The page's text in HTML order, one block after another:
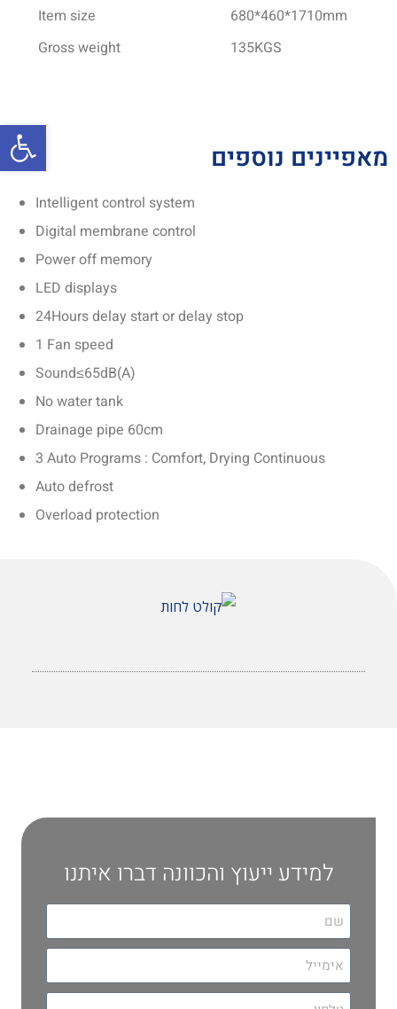
Item size
680*460*1710mm
Gross weight
135KGS
מאפיינים נוספים
Intelligent control system
Digital membrane control
Power off memory
LED displays
24Hours delay start or delay stop
1 Fan speed
Sound≤65dB(A)
No water tank
Drainage pipe 60cm
3 Auto Programs : Comfort, Drying Continuous
Auto defrost
Overload protection
למידע ייעוץ והכוונה דברו איתנו
פתח